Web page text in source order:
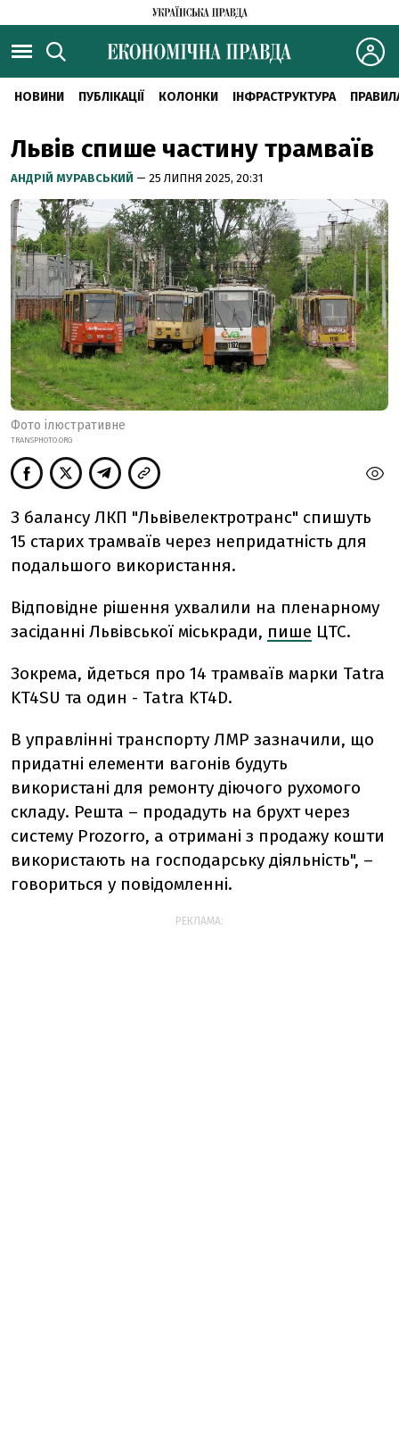
НОВИНИ ПУБЛІКАЦІЇ КОЛОНКИ ІНФРАСТРУКТУРА
Львів спише частину трамваїв
АНДРІЙ МУРАВСЬКИЙ — 25 ЛИПНЯ 2025, 20:31
Фото ілюстративне
TRANSPHOTO.ORG
З балансу ЛКП "Львівелектротранс" спишуть
15 старих трамваїв через непридатність для
подальшого використання.
Відповідне рішення ухвалили на пленарному
засіданні Львівської міськради, пише ЦТС.
Зокрема, йдеться про 14 трамваїв марки Tatra
KT4SU та один - Tatra KT4D.
В управлінні транспорту ЛМР зазначили, що
придатні елементи вагонів будуть
використані для ремонту діючого рухомого
складу. Решта – продадуть на брухт через
систему Prozorro, а отримані з продажу кошти
використають на господарську діяльність", –
говориться у повідомленні.
РЕКЛАМА: